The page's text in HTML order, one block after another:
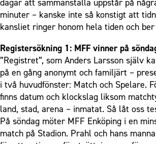
dagar att sammanställa uppstår på
minuter – kanske inte så konstigt att
kansliet ringer honom hela tiden och
Registersökning 1: MFF vinner på
”Registret”, som Anders Larsson själv
på en gång anonymt och familjärt –
i två huvudfönster: Match och Spelare.
finns datum och klockslag liksom
land, stad, arena – inmatat. Så låt oss
På söndag möter MFF Enköping i en
match på Stadion. Prahl och hans